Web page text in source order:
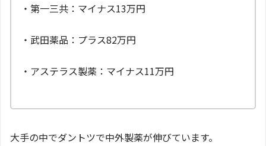
・第一三共：マイナス13万円
・武田薬品：プラス82万円
・アステラス製薬：マイナス11万円
大手の中でダントツで中外製薬が伸びています。